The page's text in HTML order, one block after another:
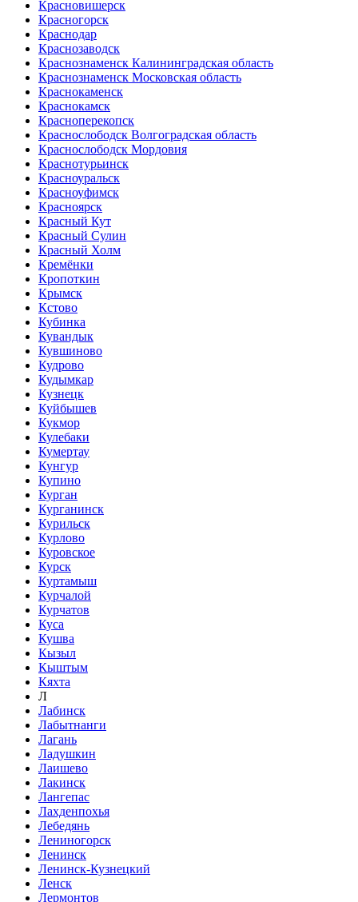
Красновишерск
Красногорск
Краснодар
Краснозаводск
Краснознаменск Калининградская область
Краснознаменск Московская область
Краснокаменск
Краснокамск
Красноперекопск
Краснослободск Волгоградская область
Краснослободск Мордовия
Краснотурьинск
Красноуральск
Красноуфимск
Красноярск
Красный Кут
Красный Сулин
Красный Холм
Кремёнки
Кропоткин
Крымск
Кстово
Кубинка
Кувандык
Кувшиново
Кудрово
Кудымкар
Кузнецк
Куйбышев
Кукмор
Кулебаки
Кумертау
Кунгур
Купино
Курган
Курганинск
Курильск
Курлово
Куровское
Курск
Куртамыш
Курчалой
Курчатов
Куса
Кушва
Кызыл
Кыштым
Кяхта
Л
Лабинск
Лабытнанги
Лагань
Ладушкин
Лаишево
Лакинск
Лангепас
Лахденпохья
Лебедянь
Лениногорск
Ленинск
Ленинск-Кузнецкий
Ленск
Лермонтов